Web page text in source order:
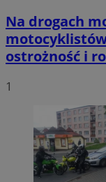
Na drogach
ostrożność i
1